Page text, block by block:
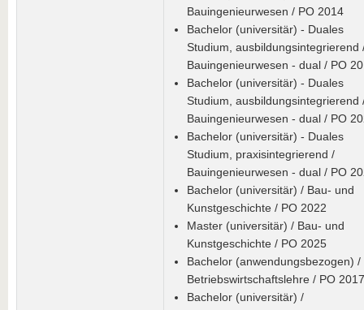
Bauingenieurwesen / PO 2014
Bachelor (universitär) - Duales
Studium, ausbildungsintegrierend
Bauingenieurwesen - dual / PO
Bachelor (universitär) - Duales
Studium, ausbildungsintegrierend
Bauingenieurwesen - dual / PO
Bachelor (universitär) - Duales
Studium, praxisintegrierend /
Bauingenieurwesen - dual / PO
Bachelor (universitär) / Bau- und
Kunstgeschichte / PO 2022
Master (universitär) / Bau- und
Kunstgeschichte / PO 2025
Bachelor (anwendungsbezogen) /
Betriebswirtschaftslehre / PO 2017
Bachelor (universitär) /